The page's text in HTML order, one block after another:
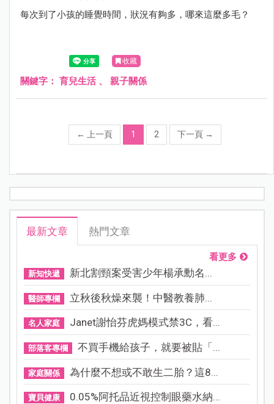
每次到了小孩的睡覺時間，狀況有夠多，哪來這麼多毛？
收藏
關鍵字： 育兒生活、 親子關係
← 上一頁 1 2 下一頁 →
最新文章 熱門文章
看更多
新知快遞 新北割頸案受害少年楊承勳名...
醫師專欄 立秋後秋燥來襲！中醫教養肺...
名人家庭 Janet謝怡芬虎媽模式禁3C，看...
部落客專欄 不買手機給孩子，就要被貼「...
家庭關係 為什麼不想或不敢生二胎？這8...
寶貝健康 0.05%阿托品近視控制眼藥水納...